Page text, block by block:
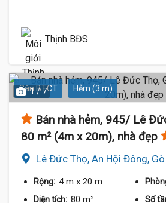
Thịnh BĐS
Sàn BTCT Hẻm (3 m)
1 / 7
Bán nhà hẻm, 945/ Lê
80 m² (4m x 20m), nhà đẹp
Lê Đức Thọ, An Hội Đông,
Rộng: 4 m x 20 m
Diện tích: 80 m² Số